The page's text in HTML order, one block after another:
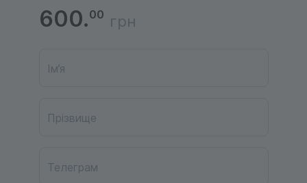
600.00 грн
Ім’я
Прізвище
Телеграм